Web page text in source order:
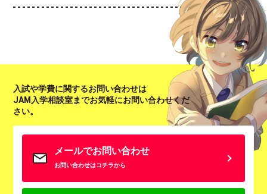
入試や学費に関するお問い合わせは
JAM入学相談室までお気軽にお問い合わせくだ
さい。
メールでお問い合わせ
お問い合わせはコチラから